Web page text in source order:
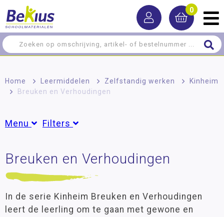
0
Home > Leermiddelen > Zelfstandig werken >
Kinheim
>
Breuken en Verhoudingen
Menu Filters
Schrijven
Groepen
Groep 5
Groep 6(3)
Groep 7(3)
Groep 8(5)
Breuken en Verhoudingen
In de serie Kinheim Breuken en Verhoudingen
leert de leerling om te gaan met gewone en